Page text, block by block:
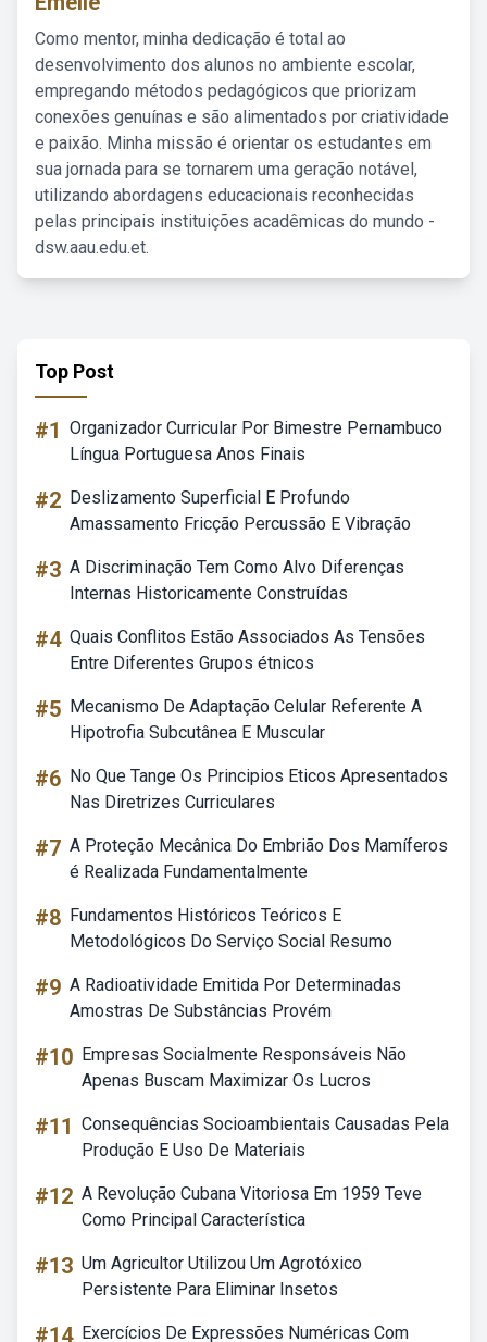
Como mentor, minha dedicação é total ao
desenvolvimento dos alunos no ambiente escolar,
empregando métodos pedagógicos que priorizam
conexões genuínas e são alimentados por criatividade
e paixão. Minha missão é orientar os estudantes em
sua jornada para se tornarem uma geração notável,
utilizando abordagens educacionais reconhecidas
pelas principais instituições acadêmicas do mundo -
dsw.aau.edu.et.
Top Post
#1 Organizador Curricular Por Bimestre Pernambuco
Língua Portuguesa Anos Finais
#2 Deslizamento Superficial E Profundo
Amassamento Fricção Percussão E Vibração
#3 A Discriminação Tem Como Alvo Diferenças
Internas Historicamente Construídas
#4 Quais Conflitos Estão Associados As Tensões
Entre Diferentes Grupos étnicos
#5 Mecanismo De Adaptação Celular Referente A
Hipotrofia Subcutânea E Muscular
#6 No Que Tange Os Principios Eticos Apresentados
Nas Diretrizes Curriculares
#7 A Proteção Mecânica Do Embrião Dos Mamíferos
é Realizada Fundamentalmente
#8 Fundamentos Históricos Teóricos E
Metodológicos Do Serviço Social Resumo
#9 A Radioatividade Emitida Por Determinadas
Amostras De Substâncias Provém
#10 Empresas Socialmente Responsáveis Não
Apenas Buscam Maximizar Os Lucros
#11 Consequências Socioambientais Causadas Pela
Produção E Uso De Materiais
#12 A Revolução Cubana Vitoriosa Em 1959 Teve
Como Principal Característica
#13 Um Agricultor Utilizou Um Agrotóxico
Persistente Para Eliminar Insetos
#14 Exercícios De Expressões Numéricas Com